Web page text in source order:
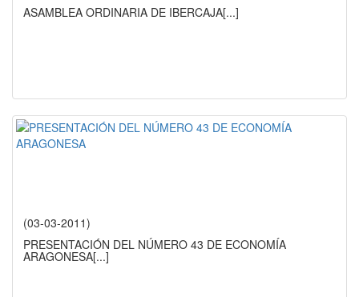
ASAMBLEA ORDINARIA DE IBERCAJA[...]
(03-03-2011)
PRESENTACIÓN DEL NÚMERO 43 DE ECONOMÍA
ARAGONESA[...]